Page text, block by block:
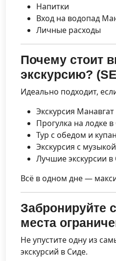
Напитки
Вход на водопад
Личные расходы
Почему стоит
экскурсию?
Идеально подходит,
Экскурсия
Прогулка на лодке
Тур с обедом и
Экскурсия с
Лучшие экскурсии в
Всё в одном дне —
Забронируйте
места
Не упустите одну из
экскурсий в Сиде.